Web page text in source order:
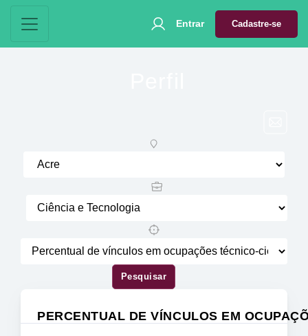
Entrar Cadastre-se
Pesquisar
PERCENTUAL DE VÍNCULOS EM